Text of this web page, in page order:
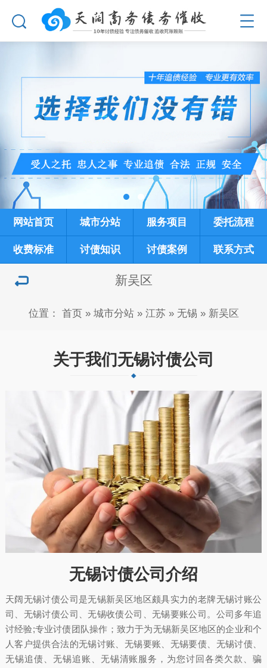
网站首页 城市分站 服务项目 委托流程
收费标准 讨债知识 讨债案例 联系方式
新吴区
位置： 首页 » 城市分站» 江苏» 无锡 » 新吴区
关于我们无锡讨债公司
无锡讨债公司介绍
天阔无锡讨债公司是无锡新吴区地区颇具实力的老牌无锡讨账公
司、无锡讨债公司、无锡收债公司、无锡要账公司。公司多年追
讨经验;专业讨债团队操作；致力于为无锡新吴区地区的企业和个
人客户提供合法的无锡讨账、无锡要账、无锡要债、无锡讨债、
无锡追债、无锡追账、无锡清账服务，为您讨回各类欠款、骗